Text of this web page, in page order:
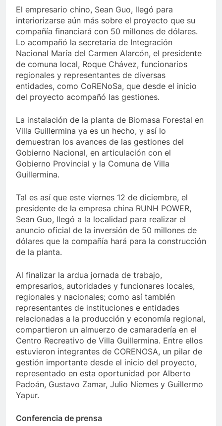
El empresario chino, Sean Guo, llegó para
interiorizarse aún más sobre el proyecto que su
compañía financiará con 50 millones de dólares.
Lo acompañó la secretaria de Integración
Nacional María del Carmen Alarcón, el presidente
de comuna local, Roque Chávez, funcionarios
regionales y representantes de diversas
entidades, como CoRENoSa, que desde el inicio
del proyecto acompañó las gestiones.
La instalación de la planta de Biomasa Forestal en
Villa Guillermina ya es un hecho, y así lo
demuestran los avances de las gestiones del
Gobierno Nacional, en articulación con el
Gobierno Provincial y la Comuna de Villa
Guillermina.
Tal es así que este viernes 12 de diciembre, el
presidente de la empresa china RUNH POWER,
Sean Guo, llegó a la localidad para realizar el
anuncio oficial de la inversión de 50 millones de
dólares que la compañía hará para la construcción
de la planta.
Al finalizar la ardua jornada de trabajo,
empresarios, autoridades y funcionares locales,
regionales y nacionales; como así también
representantes de instituciones e entidades
relacionadas a la producción y economía regional,
compartieron un almuerzo de camaradería en el
Centro Recreativo de Villa Guillermina. Entre ellos
estuvieron integrantes de CORENOSA, un pilar de
gestión importante desde el inicio del proyecto,
representado en esta oportunidad por Alberto
Padoán, Gustavo Zamar, Julio Niemes y Guillermo
Yapur.
Conferencia de prensa